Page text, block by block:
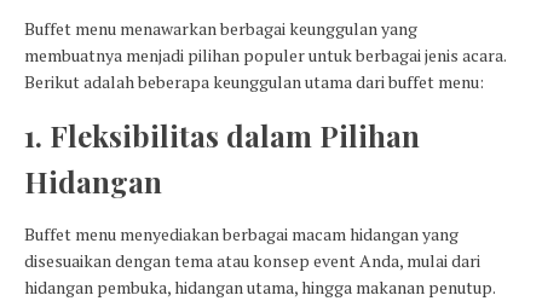
Buffet menu menawarkan berbagai keunggulan yang
membuatnya menjadi pilihan populer untuk berbagai jenis acara.
Berikut adalah beberapa keunggulan utama dari buffet menu:
1. Fleksibilitas dalam Pilihan
Hidangan
Buffet menu menyediakan berbagai macam hidangan yang
disesuaikan dengan tema atau konsep event Anda, mulai dari
hidangan pembuka, hidangan utama, hingga makanan penutup.